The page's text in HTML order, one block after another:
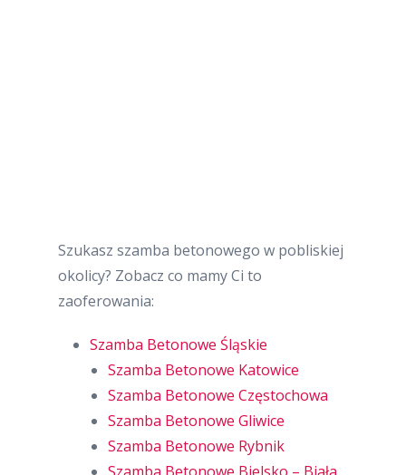
Szukasz szamba betonowego w pobliskiej
okolicy? Zobacz co mamy Ci to
zaoferowania:
Szamba Betonowe Śląskie
Szamba Betonowe Katowice
Szamba Betonowe Częstochowa
Szamba Betonowe Gliwice
Szamba Betonowe Rybnik